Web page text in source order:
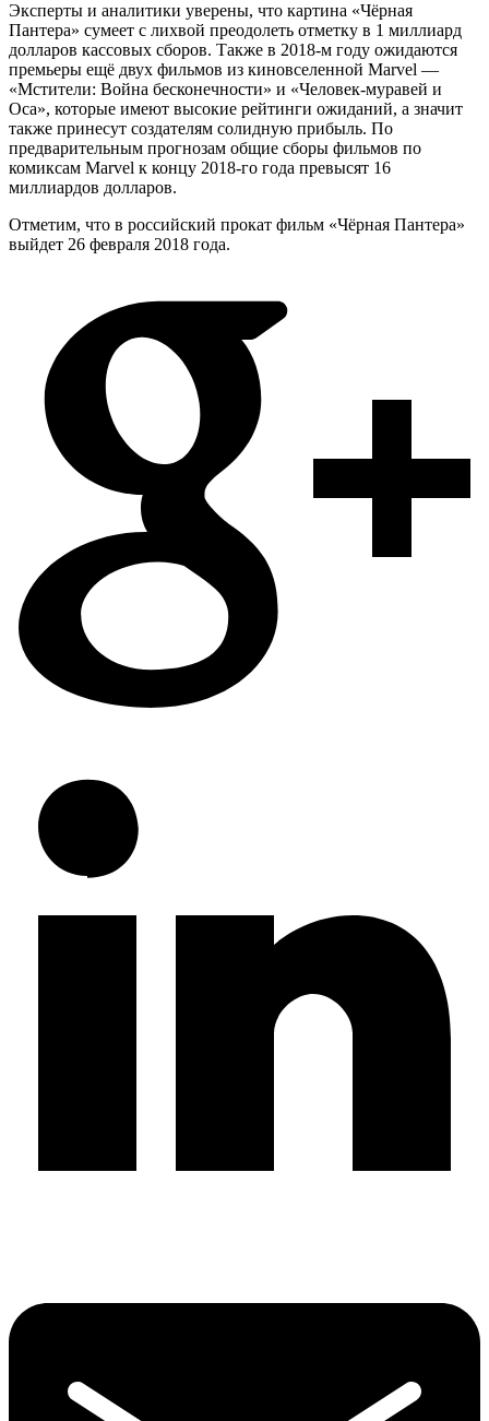
Эксперты и аналитики уверены, что картина «Чёрная
Пантера» сумеет с лихвой преодолеть отметку в 1 миллиард
долларов кассовых сборов. Также в 2018-м году ожидаются
премьеры ещё двух фильмов из киновселенной Marvel —
«Мстители: Война бесконечности» и «Человек-муравей и
Оса», которые имеют высокие рейтинги ожиданий, а значит
также принесут создателям солидную прибыль. По
предварительным прогнозам общие сборы фильмов по
комиксам Marvel к концу 2018-го года превысят 16
миллиардов долларов.
Отметим, что в российский прокат фильм «Чёрная Пантера»
выйдет 26 февраля 2018 года.